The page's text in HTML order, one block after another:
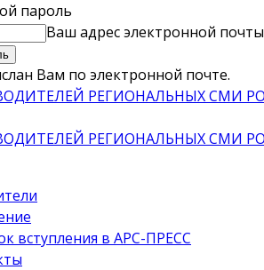
пароль
Ваш адрес электронной почты
Вам по электронной почте.
вступления в АРС-ПРЕСС